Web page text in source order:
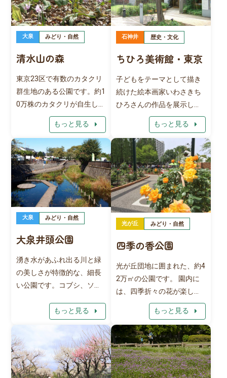
にある北京市海淀区から贈
られた碧桃樹（へきとうじ
ゅ）を鑑賞することができ
ます。 夏には子供たちの水
遊び場となるジャブジャブ
る場所がたくさんありま
す。
体感できます。
大泉 みどり・自然
清水山の森
東京23区で有数のカタクリ
群生地のある公園です。約1
0万株のカタクリが自生して
いると言われ、早春になる
と薄紫の可愛らしいカタク
リが一斉に花を咲かせま
す。また、イヌシデやコナ
ラなどからなる雑木林にあ
る湧水は、「東京の名湧水5
7選」に選ばれています。
例年カタクリの見ごろは3月
下旬から4月上旬までです。
の開放は3/8～4/15まで
もっと見る arrow_right
石神井 歴史・文化
ちひろ美術館・東京
子どもをテーマとして描き
続けた絵本画家いわさきち
ひろさんの作品を展示した
美術館です。 いわさきちひ
ろさんは、昭和49年（1974
年）に亡くなるまでの22年
間を下石神井で過ごし、多
くの作品を残しました。 彼
女のアトリエを再現した展
示室や、子供と一緒に楽し
める図書ルームなどがあり
ます。
もっと見る arrow_right
大泉 みどり・自然
大泉井頭公園
湧き水があふれ出る川と緑
の美しさが特徴的な、細長
い公園です。コブシ、ソメ
エデなど、豊かな樹木に囲
まれています。なかでも、
特に目立つ2本のマルバヤナ
ギの老大木は白山神社の大
ケヤキとともに、練馬区の
文化財に指定されていま
もっと見る arrow_right
光が丘 みどり・自然
四季の香公園
光が丘団地に囲まれた、約4
2万㎡の公園です。 園内に
は、四季折々の花が楽しめ
るように、いろいろな植物
が植えられています。 ま
た、公園の中心には「講習
棟」（花とみどりの相談コ
ーナー、図書コーナー、講
習室など）があり、皆様へ
もっと見る arrow_right